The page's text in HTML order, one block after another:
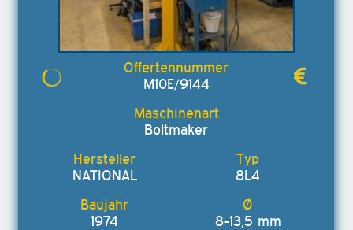
M10E/9144
Boltmaker
NATIONAL 8L4
1974 8-13,5 mm